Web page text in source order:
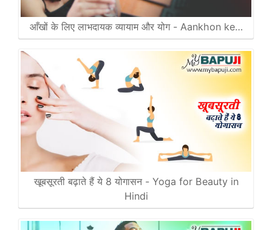
आँखों के लिए लाभदायक व्यायाम और योग - Aankhon ke…
खूबसूरती बढ़ाते हैं ये 8 योगासन - Yoga for Beauty in
Hindi